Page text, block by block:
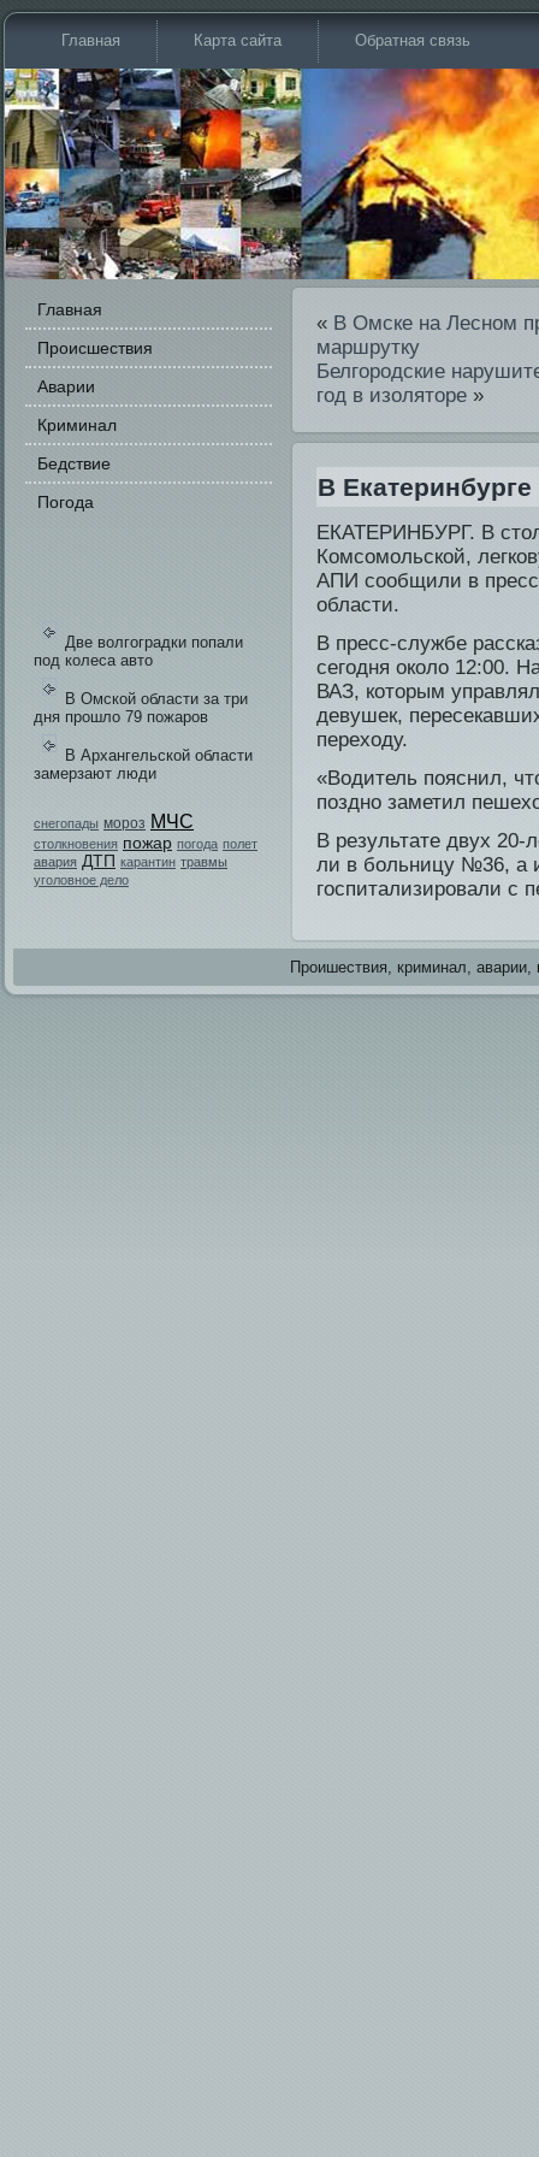
Главная Карта сайта Обратная связь
Главная
Происшестви­я
Аварии
Криминал
Бедстви­е
Погода
Две волгоградки попали
под колеса авто
В Омской области за три
дня прошло 79 пожаров
В Архангельской области
замерзают люди
снегопады мороз МЧС
столкновения пожар погода полет
авария ДТП карантин травмы
уголовное дело
« В Омске на Лесном
маршрутку
Белгородские
год в изоляторе »
В
ЕКАТЕРИНБУРГ. В
Комсомольской,
АПИ сообщили в
области.
В пресс-службе­
сегодня около 12:00.
ВАЗ, которым
девушек,
переходу.
«Води­тель пояснил,
поздно заметил
В результате двух
ли в больницу №36, а
госпитализировали с
Проишестви­я, криминал,